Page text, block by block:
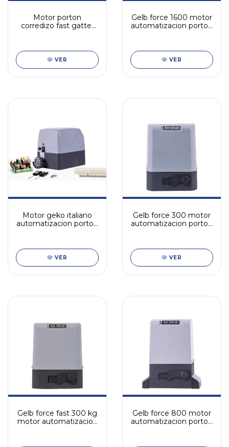
Motor porton
corredizo fast gatter
VER
Gelb force 1600 motor
automatizacion porton
VER
Motor geko italiano
automatizacion porton
VER
Gelb force 300 motor
automatizacion porton
VER
Gelb force fast 300 kg
motor automatizacion
Gelb force 800 motor
automatizacion porton